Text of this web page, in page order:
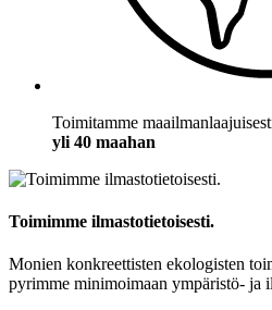
Toimitamme
yli 40 maahan
Toimimme ilmastotietoisesti.
Monien konkreettisten ekologisten
pyrimme minimoimaan ympäristö- ja